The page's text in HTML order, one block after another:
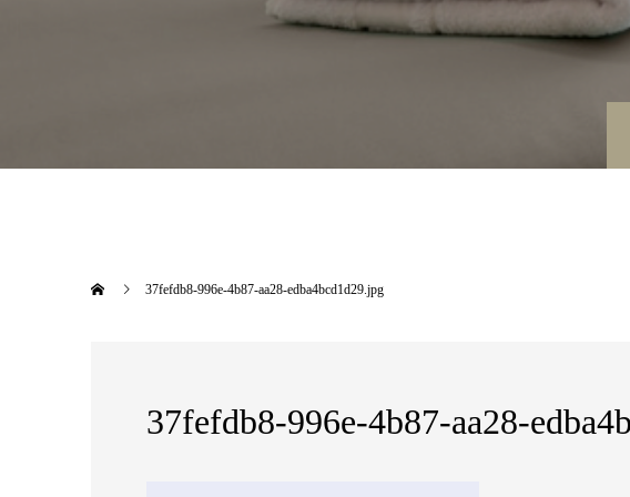
37fefdb8-996e-4b87-aa28-edba4bcd1d29.jpg
37fefdb8-996e-4b87-aa28-